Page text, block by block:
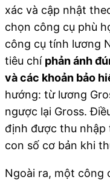
xác và cập nhật
chọn công cụ phù
công cụ tính lương
tiêu chí phản ánh
và các khoản bảo
hướng: từ lương
ngược lại Gross.
định được thu nhập
con số cơ bản khi
Ngoài ra, một công